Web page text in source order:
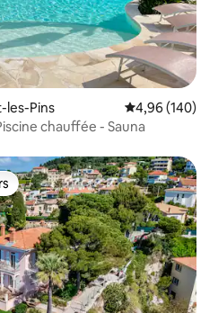
les-Pins Évaluation
4,96 (140)
chauffée - Sauna
plus appréciés